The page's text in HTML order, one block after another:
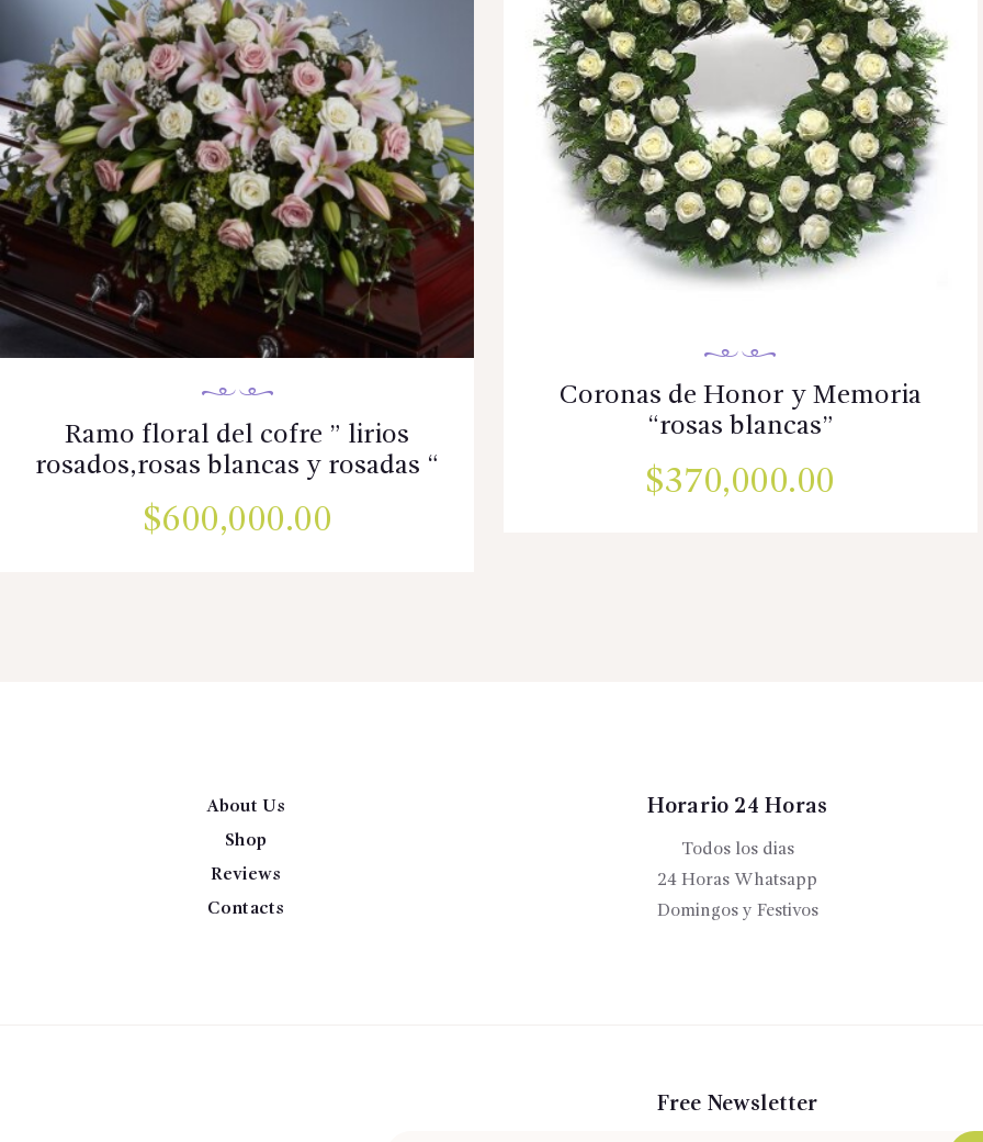
Ramo floral del cofre ” lirios
rosados,rosas blancas y rosadas “
$600,000.00
Coronas de Honor y Memoria
“rosas blancas”
$370,000.00
About Us
Shop
Reviews
Contacts
Horario 24 Horas
Todos los dias
24 Horas Whatsapp
Domingos y Festivos
Free Newsletter